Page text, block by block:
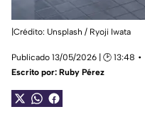
|Crédito: Unsplash / Ryoji Iwata
Publicado 13/05/2026 | 🕑 13:48
Escrito por: Ruby Pérez